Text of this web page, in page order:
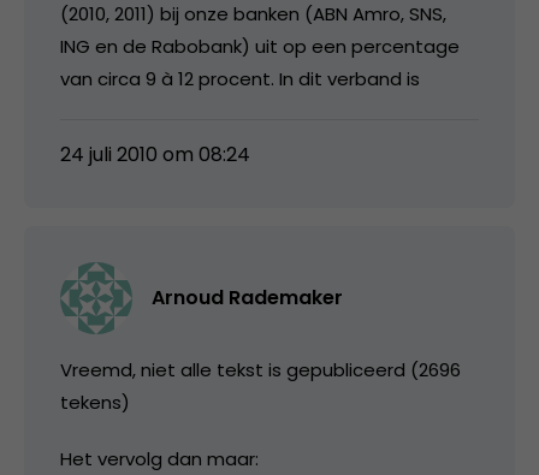
(2010, 2011) bij onze banken (ABN Amro, SNS,
ING en de Rabobank) uit op een percentage
van circa 9 à 12 procent. In dit verband is
24 juli 2010 om 08:24
Arnoud Rademaker
Vreemd, niet alle tekst is gepubliceerd (2696
tekens)
Het vervolg dan maar: